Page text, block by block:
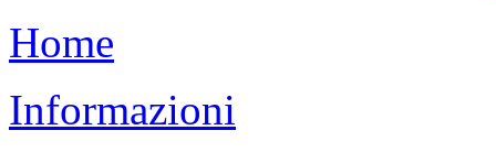
Home
Informazioni